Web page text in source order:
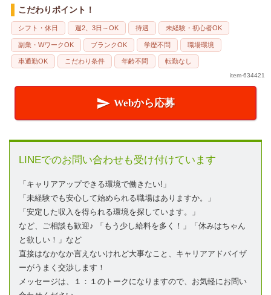
こだわりポイント！
シフト・休日 週2、3日～OK 待遇 未経験・初心者OK
副業・WワークOK ブランクOK 学歴不問 職場環境
車通勤OK こだわり条件 年齢不問 転勤なし
item-634421
 Webから応募
LINEでのお問い合わせも受け付けています
「キャリアアップできる環境で働きたい!」
「未経験でも安心して始められる職場はありますか。」
「安定した収入を得られる環境を探しています。」
など、ご相談も歓迎♪ 「もう少し給料を多く！」「休みはちゃん
と欲しい！」など
直接はなかなか言えないけれど大事なこと、キャリアアドバイザ
ーがうまく交渉します！
メッセージは、１：１のトークになりますので、お気軽にお問い